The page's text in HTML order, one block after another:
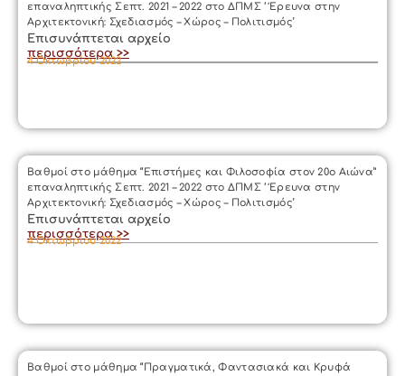
επαναληπτικής Σεπτ. 2021 – 2022 στο ΔΠΜΣ ‘ Έρευνα στην
Αρχιτεκτονική: Σχεδιασμός – Χώρος – Πολιτισμός’
Επισυνάπτεται αρχείο
περισσότερα >>
4 Οκτωβρίου 2022
Βαθμοί στο μάθημα “Επιστήμες και Φιλοσοφία στον 20ο Αιώνα”
επαναληπτικής Σεπτ. 2021 – 2022 στο ΔΠΜΣ ‘ Έρευνα στην
Αρχιτεκτονική: Σχεδιασμός – Χώρος – Πολιτισμός’
Επισυνάπτεται αρχείο
περισσότερα >>
4 Οκτωβρίου 2022
Βαθμοί στο μάθημα “Πραγματικά, Φαντασιακά και Κρυφά